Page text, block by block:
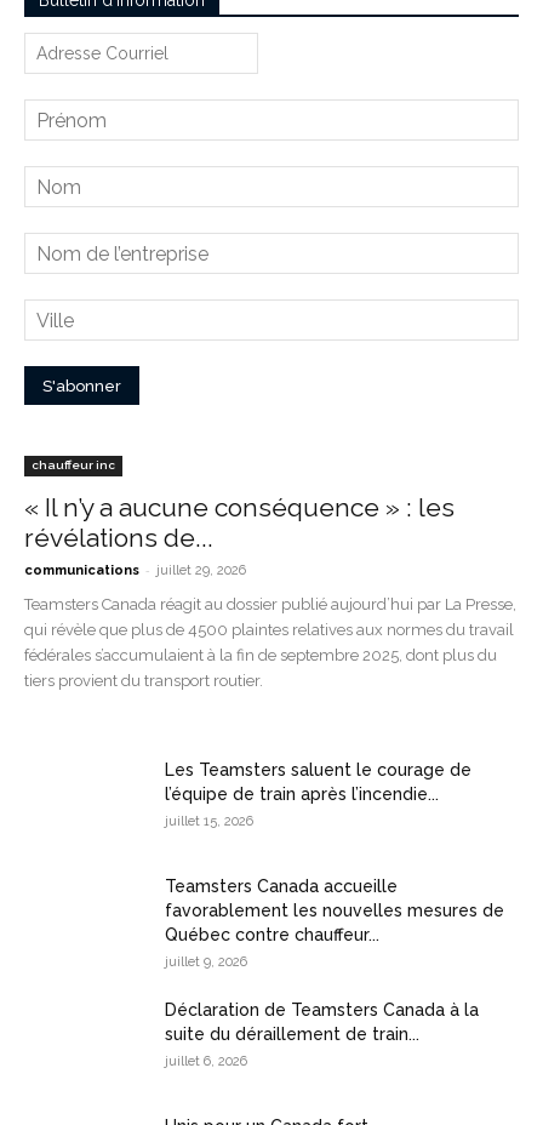
chauffeur inc
« Il n’y a aucune conséquence » : les
révélations de...
communications - juillet 29, 2026
Teamsters Canada réagit au dossier publié aujourd’hui par La Presse,
qui révèle que plus de 4500 plaintes relatives aux normes du travail
fédérales s’accumulaient à la fin de septembre 2025, dont plus du
tiers provient du transport routier.
Les Teamsters saluent le courage de
l’équipe de train après l’incendie...
juillet 15, 2026
Teamsters Canada accueille
favorablement les nouvelles mesures de
Québec contre chauffeur...
juillet 9, 2026
Déclaration de Teamsters Canada à la
suite du déraillement de train...
juillet 6, 2026